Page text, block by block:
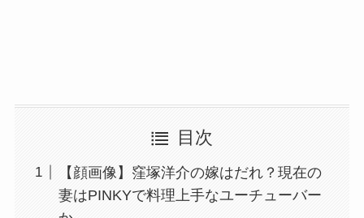
目次
【顔画像】窪塚洋介の嫁はだれ？現在の
妻はPINKYで料理上手なユーチューバー